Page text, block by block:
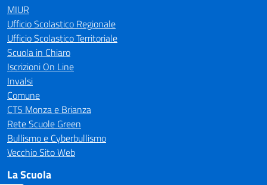
MIUR
Ufficio Scolastico Regionale
Ufficio Scolastico Territoriale
Scuola in Chiaro
Iscrizioni On Line
Invalsi
Comune
CTS Monza e Brianza
Rete Scuole Green
Bullismo e Cyberbullismo
Vecchio Sito Web
La Scuola